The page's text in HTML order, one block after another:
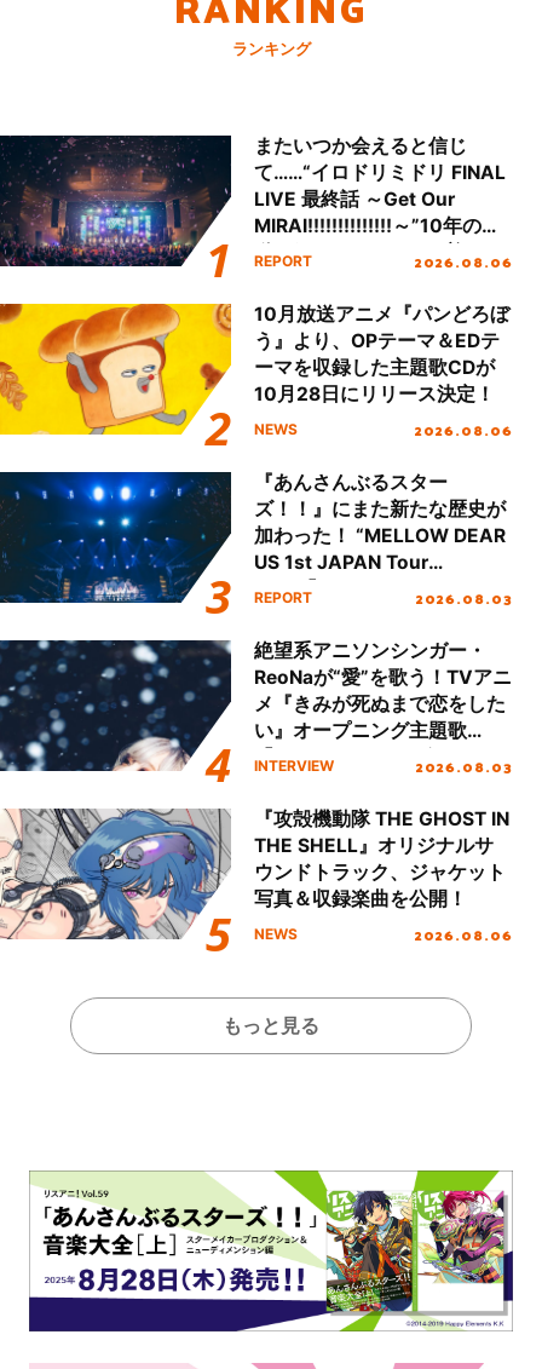
ランキング
またいつか会えると信じ
て……“イロドリミドリ FINAL
LIVE 最終話 ～Get Our
MIRAI!!!!!!!!!!!!!!～”10年の活
動を経てファイナルを迎える
REPORT 2026.08.06
10月放送アニメ『パンどろぼ
う』より、OPテーマ＆EDテ
ーマを収録した主題歌CDが
10月28日にリリース決定！
NEWS 2026.08.06
『あんさんぶるスター
ズ！！』にまた新たな歴史が
加わった！ “MELLOW DEAR
US 1st JAPAN Tour
Final「NICE to meet YOU
ート!!
REPORT 2026.08.03
絶望系アニソンシンガー・
ReoNaが“愛”を歌う！TVアニ
メ『きみが死ぬまで恋をした
い』オープニング主題歌
「Amore」インタビュー
INTERVIEW 2026.08.03
『攻殻機動隊 THE GHOST IN
THE SHELL』オリジナルサ
ウンドトラック、ジャケット
写真＆収録楽曲を公開！
NEWS 2026.08.06
もっと見る